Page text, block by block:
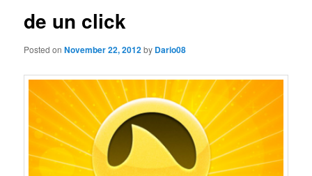
de un click
Posted onNovember 22, 2012by Dario08